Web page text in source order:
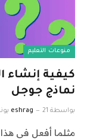
منوعات التعليم
كيفية إنشاء
نماذج جوجل
بواسطة eshrag 21 يونيو، 2023
مثلما أفعل في هذا